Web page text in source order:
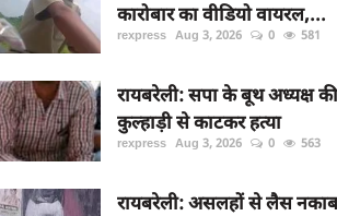
कारोबार का वीडियो वायरल,...
rexpress Aug 3, 2026 0 581
रायबरेली: सपा के बूथ अध्यक्ष की
कुल्हाड़ी से काटकर हत्या
rexpress Aug 3, 2026 0 563
रायबरेली: असलहों से लैस